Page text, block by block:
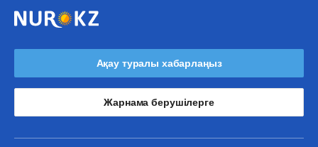
Ақау туралы хабарлаңыз
Жарнама берушілерге